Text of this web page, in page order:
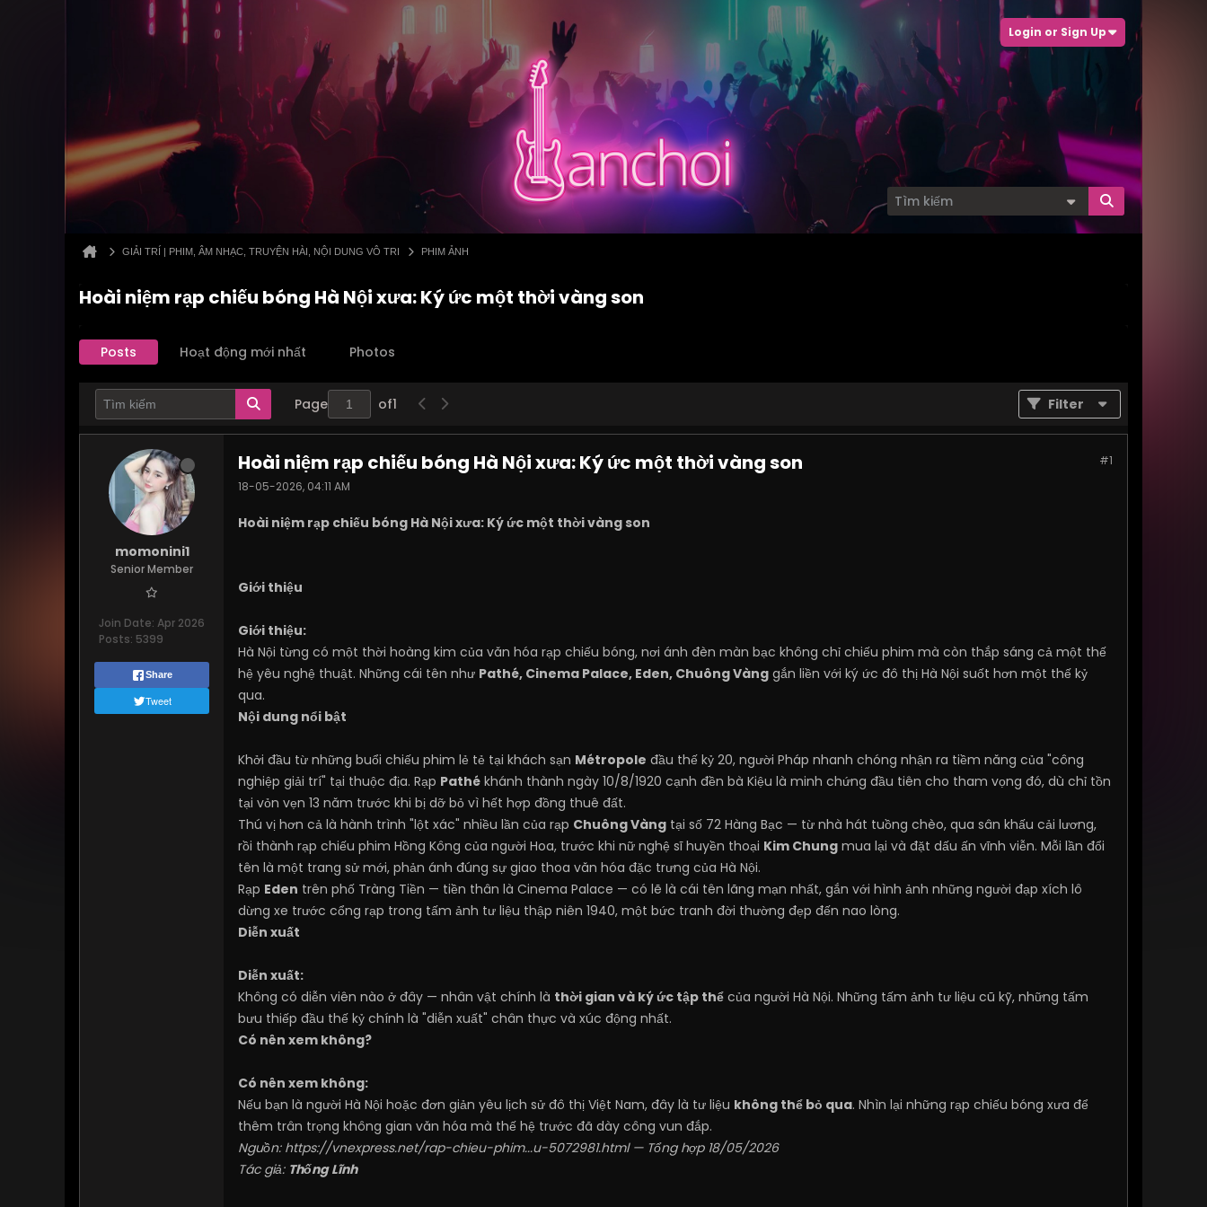
Login or Sign Up
GIẢI TRÍ | PHIM, ÂM NHẠC, TRUYỆN HÀI, NỘI DUNG VÔ TRI PHIM ẢNH
Hoài niệm rạp chiếu bóng Hà Nội xưa: Ký ức một thời vàng son
Posts Hoạt động mới nhất Photos
Page of1 Filter
momonini1
Senior Member
Join Date: Apr 2026
Posts: 5399
Share
Tweet
#1
Hoài niệm rạp chiếu bóng Hà Nội xưa: Ký ức một thời vàng son
18-05-2026, 04:11 AM
Hoài niệm rạp chiếu bóng Hà Nội xưa: Ký ức một thời vàng son
Giới thiệu
Giới thiệu:
Hà Nội từng có một thời hoàng kim của văn hóa rạp chiếu bóng, nơi ánh đèn màn bạc không chỉ chiếu phim mà còn thắp sáng cả một thế
hệ yêu nghệ thuật. Những cái tên như Pathé, Cinema Palace, Eden, Chuông Vàng gắn liền với ký ức đô thị Hà Nội suốt hơn một thế kỷ
qua.
Nội dung nổi bật
Khởi đầu từ những buổi chiếu phim lẻ tẻ tại khách sạn Métropole đầu thế kỷ 20, người Pháp nhanh chóng nhận ra tiềm năng của "công
nghiệp giải trí" tại thuộc địa. Rạp Pathé khánh thành ngày 10/8/1920 cạnh đền bà Kiệu là minh chứng đầu tiên cho tham vọng đó, dù chỉ tồn
tại vỏn vẹn 13 năm trước khi bị dỡ bỏ vì hết hợp đồng thuê đất.
Thú vị hơn cả là hành trình "lột xác" nhiều lần của rạp Chuông Vàng tại số 72 Hàng Bạc — từ nhà hát tuồng chèo, qua sân khấu cải lương,
rồi thành rạp chiếu phim Hồng Kông của người Hoa, trước khi nữ nghệ sĩ huyền thoại Kim Chung mua lại và đặt dấu ấn vĩnh viễn. Mỗi lần đổi
tên là một trang sử mới, phản ánh đúng sự giao thoa văn hóa đặc trưng của Hà Nội.
Rạp Eden trên phố Tràng Tiền — tiền thân là Cinema Palace — có lẽ là cái tên lãng mạn nhất, gắn với hình ảnh những người đạp xích lô
dừng xe trước cổng rạp trong tấm ảnh tư liệu thập niên 1940, một bức tranh đời thường đẹp đến nao lòng.
Diễn xuất
Diễn xuất:
Không có diễn viên nào ở đây — nhân vật chính là thời gian và ký ức tập thể của người Hà Nội. Những tấm ảnh tư liệu cũ kỹ, những tấm
bưu thiếp đầu thế kỷ chính là "diễn xuất" chân thực và xúc động nhất.
Có nên xem không?
Có nên xem không:
Nếu bạn là người Hà Nội hoặc đơn giản yêu lịch sử đô thị Việt Nam, đây là tư liệu không thể bỏ qua. Nhìn lại những rạp chiếu bóng xưa để
thêm trân trọng không gian văn hóa mà thế hệ trước đã dày công vun đắp.
Nguồn: https://vnexpress.net/rap-chieu-phim...u-5072981.html— Tổng hợp 18/05/2026
Tác giả: Thống Lĩnh